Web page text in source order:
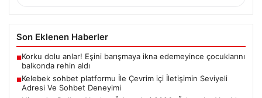
Son Eklenen Haberler
■Korku dolu anlar! Eşini barışmaya ikna edemeyince çocuklarını
balkonda rehin aldı
■Kelebek sohbet platformu İle Çevrim içi İletişimin Seviyeli
Adresi Ve Sohbet Deneyimi